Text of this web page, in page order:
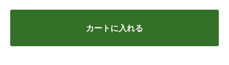
カートに入れる